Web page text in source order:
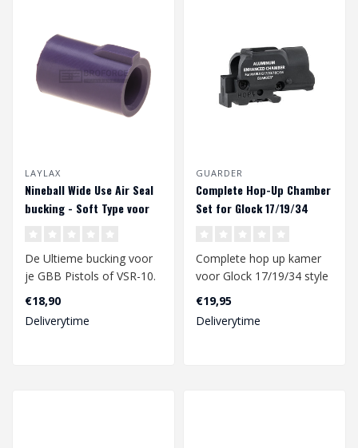
LAYLAX
Nineball Wide Use Air Seal
bucking - Soft Type voor
De Ultieme bucking voor
je GBB Pistols of VSR-10.
De Laylax Nineball
bucking zor..
€18,90
Deliverytime
GUARDER
Complete Hop-Up Chamber
Set for Glock 17/19/34
Complete hop up kamer
voor Glock 17/19/34 style
gbb pistols. De Hop-up
chamber i..
€19,95
Deliverytime